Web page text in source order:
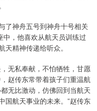
了神舟五号到神舟十号相关
中，他喜欢从航天员训练过
精神传递给听众。
无私奉献，不怕牺牲，甘愿
赵传东常带着孩子们重温航
无比激动，仿佛回到当航天
国航天事业的未来。”赵传东